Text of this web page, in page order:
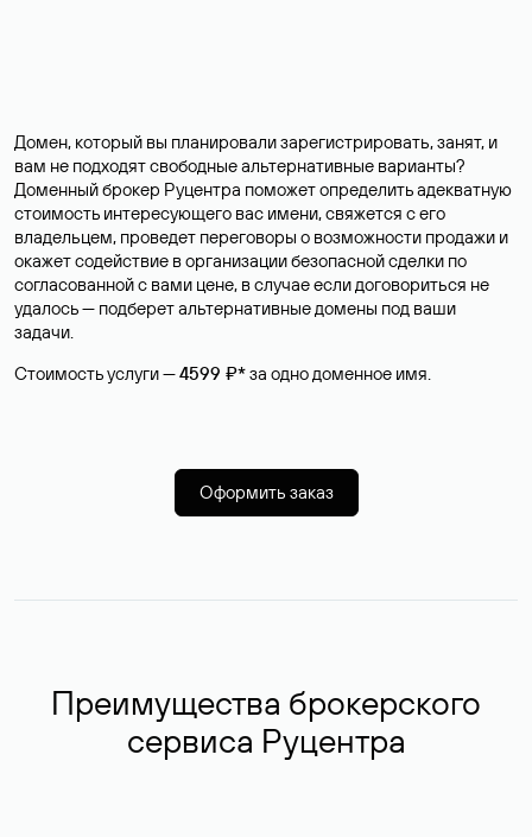
Домен, который вы планировали зарегистрировать, занят, и
вам не подходят свободные альтернативные варианты?
Доменный брокер Руцентра поможет определить адекватную
стоимость интересующего вас имени, свяжется с его
владельцем, проведет переговоры о возможности продажи и
окажет содействие в организации безопасной сделки по
согласованной с вами цене, в случае если договориться не
удалось — подберет альтернативные домены под ваши
задачи.
Стоимость услуги —4599 ₽*за одно доменное имя.
Оформить заказ
Преимущества брокерского
сервиса Руцентра